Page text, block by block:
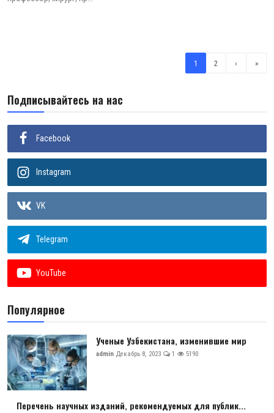
1 2 › »
Подписывайтесь на нас
Facebook
Instagram
VK
Telegram
YouTube
Популярное
Ученые Узбекистана, изменившие мир
admin Декабрь 8, 2023 1 5190
Перечень научных изданий, рекомендуемых для публик...